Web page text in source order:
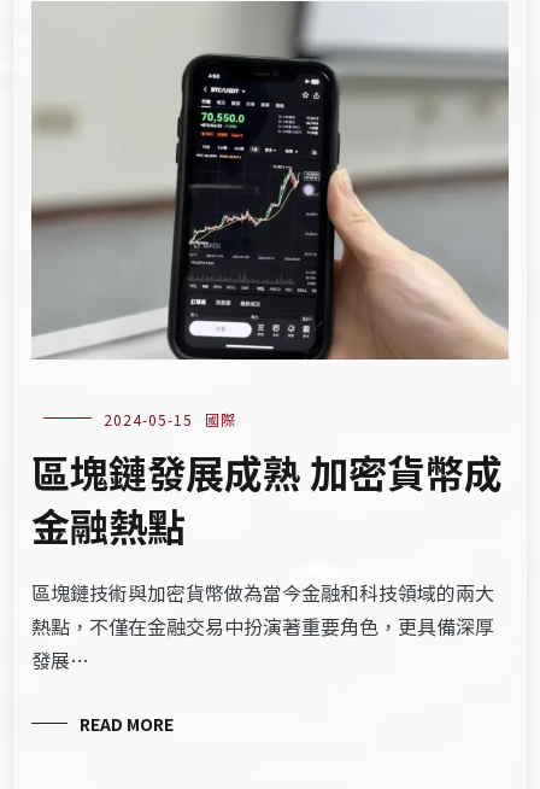
2024-05-15 國際
區塊鏈發展成熟 加密貨幣成
金融熱點
區塊鏈技術與加密貨幣做為當今金融和科技領域的兩大
熱點，不僅在金融交易中扮演著重要角色，更具備深厚
發展…
READ MORE